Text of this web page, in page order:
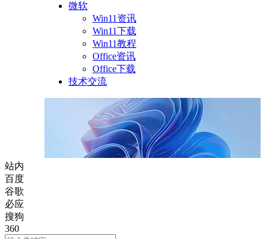
微软
Win11资讯
Win11下载
Win11教程
Office资讯
Office下载
技术交流
站内
百度
谷歌
必应
搜狗
360